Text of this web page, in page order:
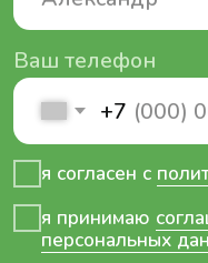
Адрес
г. Биробиджан,
Еврейская
Электронная почта
Номер телефона
+7 (924)